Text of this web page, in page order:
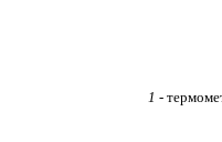
1 -